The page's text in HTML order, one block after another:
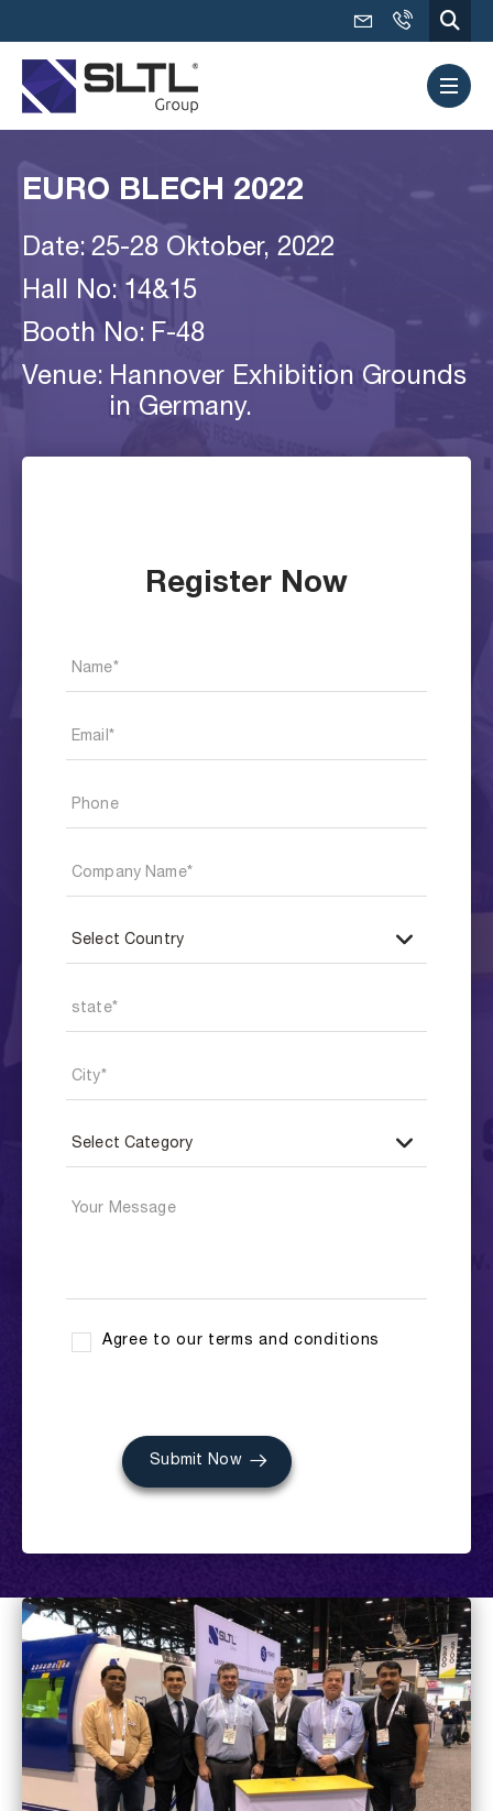
EURO BLECH 2022
Date: 25-28 Oktober, 2022
Hall No: 14&15
Booth No: F-48
Venue: Hannover Exhibition Grounds
in Germany.
Register Now
Agree to our terms and conditions
Submit Now